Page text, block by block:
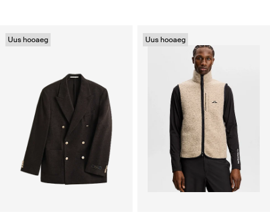
Uus hooaeg Uus hooaeg